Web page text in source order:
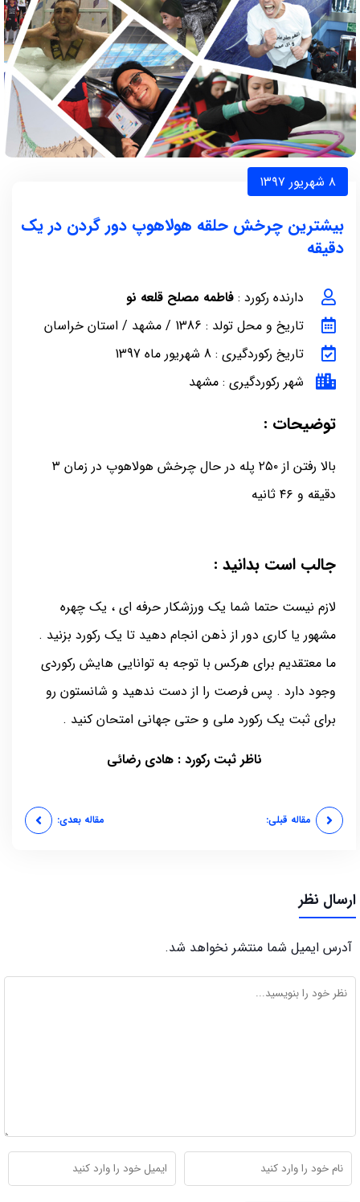
۸ شهریور ۱۳۹۷
بیشترین چرخش حلقه هولاهوپ دور گردن در یک
دقیقه
دارنده رکورد : فاطمه مصلح قلعه نو
تاریخ و محل تولد : 1386 / مشهد / استان خراسان
تاریخ رکوردگیری : 8 شهریور ماه 1397
شهر رکوردگیری : مشهد
توضیحات :
بالا رفتن از ۲۵۰ پله در حال چرخش هولاهوپ در زمان ۳
دقیقه و ۴۶ ثانیه
جالب است بدانید :
لازم نیست حتما شما یک ورزشکار حرفه ای ، یک چهره
مشهور یا کاری دور از ذهن انجام دهید تا یک رکورد بزنید .
ما معتقدیم برای هرکس با توجه به توانایی هایش رکوردی
وجود دارد . پس فرصت را از دست ندهید و شانستون رو
برای ثبت یک رکورد ملی و حتی جهانی امتحان کنید .
ناظر ثبت رکورد : هادی رضائی
مقاله قبلی: مقاله بعدی:
ارسال نظر
آدرس ایمیل شما منتشر نخواهد شد.